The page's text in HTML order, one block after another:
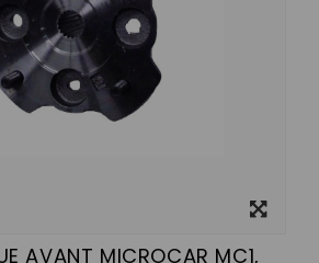
AVANT MICROCAR MC1,